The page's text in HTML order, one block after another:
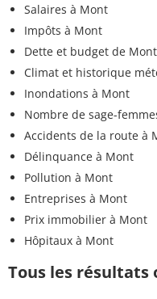
Salaires à Mont
Impôts à Mont
Dette et budget de Mont
Climat et historique
Inondations à Mont
Nombre de sage-
Accidents de la route à
Délinquance à Mont
Pollution à Mont
Entreprises à Mont
Prix immobilier à Mont
Hôpitaux à Mont
Tous les résultats